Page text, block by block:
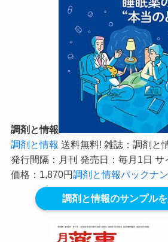
調剤と情報
調剤と情報 送料無料! 雑誌：調剤と
発行間隔：月刊 発売日：毎月1日
価格：1,870円調剤と情報バックナ
調剤と情報のサンプル